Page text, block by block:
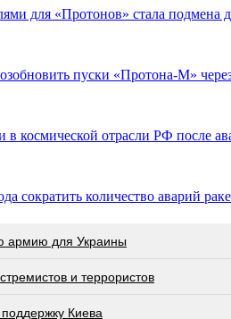
для «Протонов» стала подмена
пуски «Протона-М»
в космической отрасли РФ после
сократить количество аварий
армию для Украины
и террористов
Киева